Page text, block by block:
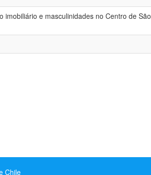
imobiliário e masculinidades no Centro de São
Chile